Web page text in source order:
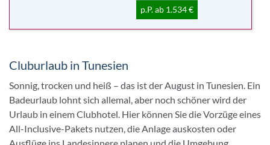
p.P. ab 1.534 €
Cluburlaub in Tunesien
Sonnig, trocken und heiß – das ist der August in Tunesien. Ein
Badeurlaub lohnt sich allemal, aber noch schöner wird der
Urlaub in einem Clubhotel. Hier können Sie die Vorzüge eines
All-Inclusive-Pakets nutzen, die Anlage auskosten oder